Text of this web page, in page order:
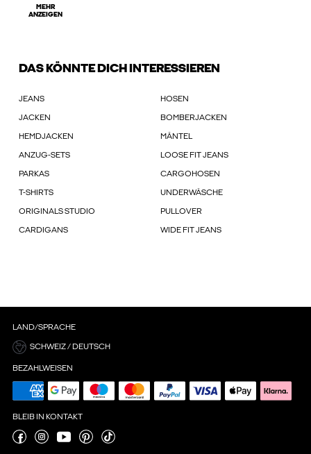
MEHR
ANZEIGEN
DAS KÖNNTE DICH INTERESSIEREN
JEANS HOSEN
JACKEN BOMBERJACKEN
HEMDJACKEN MÄNTEL
ANZUG-SETS LOOSE FIT JEANS
PARKAS CARGOHOSEN
T-SHIRTS UNDERWÄSCHE
ORIGINALS STUDIO PULLOVER
CARDIGANS WIDE FIT JEANS
LAND/SPRACHE
SCHWEIZ / DEUTSCH
BEZAHLWEISEN
BLEIB IN KONTAKT